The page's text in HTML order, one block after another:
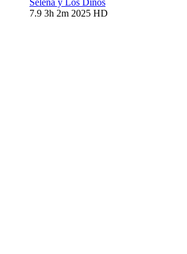
Selena y Los Dinos
7.9 3h 2m 2025 HD